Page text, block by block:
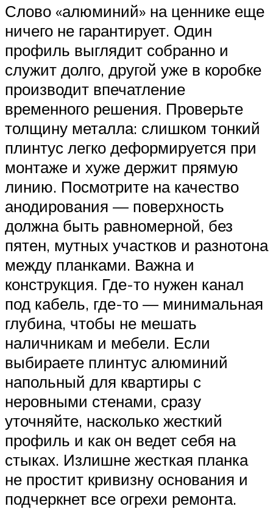
Слово «алюминий» на ценнике еще
ничего не гарантирует. Один
профиль выглядит собранно и
служит долго, другой уже в коробке
производит впечатление
временного решения. Проверьте
толщину металла: слишком тонкий
плинтус легко деформируется при
монтаже и хуже держит прямую
линию. Посмотрите на качество
анодирования — поверхность
должна быть равномерной, без
пятен, мутных участков и разнотона
между планками. Важна и
конструкция. Где-то нужен канал
под кабель, где-то — минимальная
глубина, чтобы не мешать
наличникам и мебели. Если
выбираете плинтус алюминий
напольный для квартиры с
неровными стенами, сразу
уточняйте, насколько жесткий
профиль и как он ведет себя на
стыках. Излишне жесткая планка
не простит кривизну основания и
подчеркнет все огрехи ремонта.